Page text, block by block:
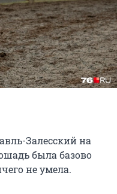
Залесский на
была базово
не умела.